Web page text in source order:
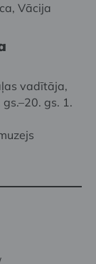
Vācija
vadītāja,
gs. 1.